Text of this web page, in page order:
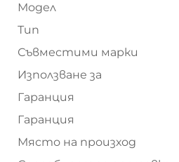
Модел
Тип
Съвместими марки
Използване за
Гаранция
Гаранция
Място на произход